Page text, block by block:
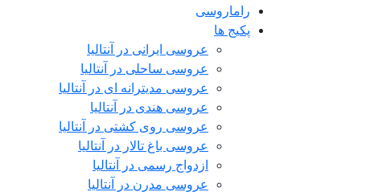
راماروسی
پکیج ها
عروسی ایرانی در آنتالیا
عروسی ساحلی در آنتالیا
عروسی مدیترانه ای در آنتالیا
عروسی هندی در آنتالیا
عروسی روی کشتی در آنتالیا
عروسی باغ تالار در آنتالیا
ازدواج رسمی در آنتالیا
عروسی مدرن در آنتالیا